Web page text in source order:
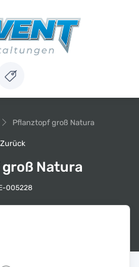
Pflanztopf groß Natura
Zurück
Natura
005228